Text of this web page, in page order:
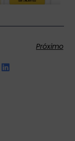
Próximo